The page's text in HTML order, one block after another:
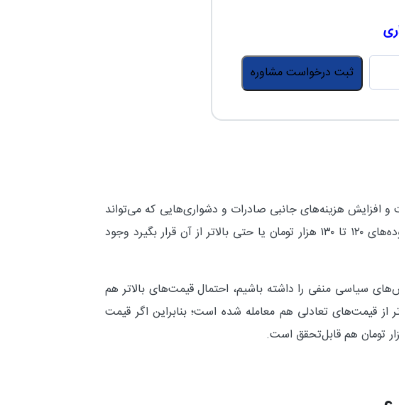
افزایش هزینه‌های جانبی صادرات و دشواری‌هایی که می‌تواند
از بابت بازگشت ارز حاصل از صادرات ایجاد شود، احتمالاً اینکه قیمت دلار تا پایان امسال در محدوده‌های ۱۲۰ تا ۱۳۰ هزار تومان یا حتی بالاتر از آن قرار بگیرد وجود
سیاسی منفی را داشته باشیم، احتمال قیمت‌های بالاتر هم
را من تأکید می‌کنم که مواردی بوده که قیمت دلار حتی ۵۰ درصد بالاتر از قیمت‌های تعادلی هم معامله شده است؛ بنابراین اگر قیمت